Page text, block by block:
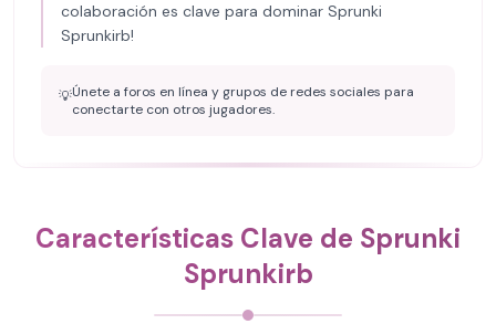
colaboración es clave para dominar Sprunki
Sprunkirb!
💡Únete a foros en línea y grupos de redes sociales para
conectarte con otros jugadores.
Características Clave de Sprunki
Sprunkirb